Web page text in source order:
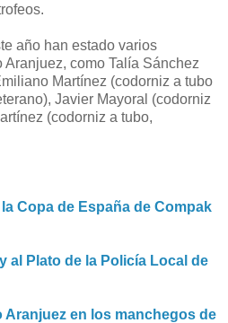
año han estado varios
como Talía Sánchez
Martínez (codorniz a tubo
Javier Mayoral (codorniz
(codorniz a tubo,
Copa de España de Compak
al Plato de la Policía Local de
Aranjuez en los manchegos de